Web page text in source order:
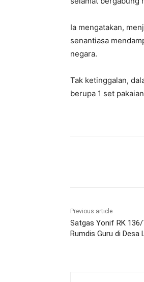
Ia mengatakan,
senantiasa
negara.
Tak ketinggalan,
berupa 1 set
Previous article
Satgas Yonif RK
Rumdis Guru di Desa